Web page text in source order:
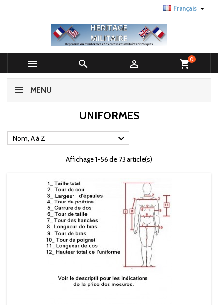
Français 
   shopping_cart0
MENU
UNIFORMES
Nom, A à Z 
Affichage 1-56 de 73 article(s)